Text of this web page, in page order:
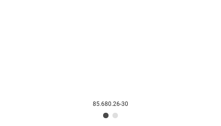
85.680.26-30